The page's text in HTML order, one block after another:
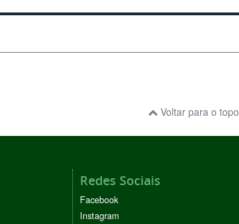
Voltar para o topo
Redes Sociais
Facebook
Instagram